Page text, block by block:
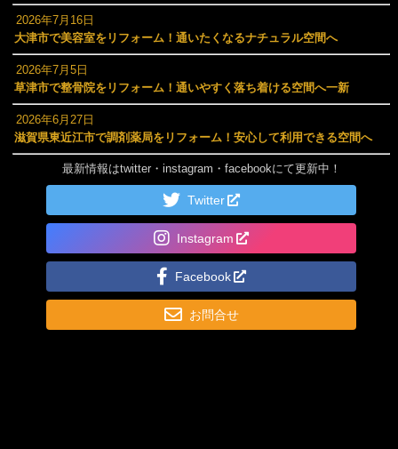
2026年7月16日
大津市で美容室をリフォーム！通いたくなるナチュラル空間へ
2026年7月5日
草津市で整骨院をリフォーム！通いやすく落ち着ける空間へ一新
2026年6月27日
滋賀県東近江市で調剤薬局をリフォーム！安心して利用できる空間へ
最新情報はtwitter・instagram・facebookにて更新中！
Twitter
Instagram
Facebook
お問合せ